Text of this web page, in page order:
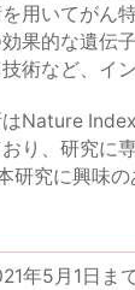
用いてがん
果的な遺伝
術など、イ
Nature
り、研究に
研究に興味
年5月1日ま